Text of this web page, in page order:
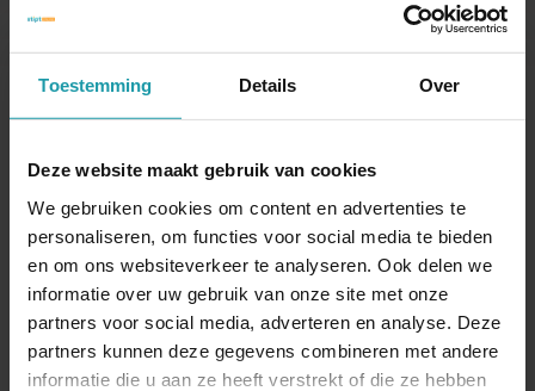
Toestemming Details Over
Deze website maakt gebruik van cookies
We gebruiken cookies om content en advertenties te
personaliseren, om functies voor social media te bieden
en om ons websiteverkeer te analyseren. Ook delen we
informatie over uw gebruik van onze site met onze
partners voor social media, adverteren en analyse. Deze
partners kunnen deze gegevens combineren met andere
informatie die u aan ze heeft verstrekt of die ze hebben
Verkopende
aandeelhouder deed
onvoldoende
Overdracht aandelen
aan bv voor te lage